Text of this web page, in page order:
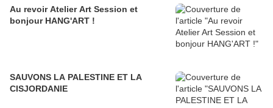
Au revoir Atelier Art Session et
bonjour HANG'ART !
SAUVONS LA PALESTINE ET LA
CISJORDANIE